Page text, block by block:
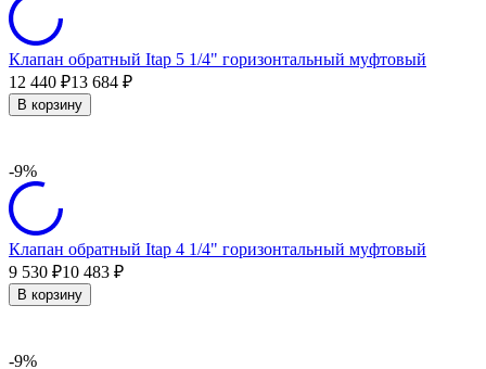
Клапан обратный Itap 5 1/4" горизонтальный муфтовый
12 440 ₽13 684 ₽
В корзину
-9%
Клапан обратный Itap 4 1/4" горизонтальный муфтовый
9 530 ₽10 483 ₽
В корзину
-9%